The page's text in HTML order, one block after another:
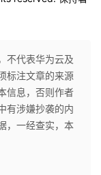
不代表华为云及
标注文章的来源
信息，否则作者
有涉嫌抄袭的内
，一经查实，本